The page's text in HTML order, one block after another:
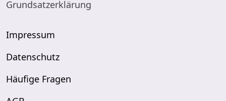
Grundsatzerklärung
Impressum
Datenschutz
Häufige Fragen